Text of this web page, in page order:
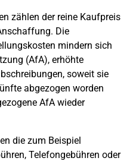
zählen der reine Kaufpreis
Die
mindern sich
(AfA), erhöhte
soweit sie
abgezogen worden
AfA wieder
die zum Beispiel
Telefongebühren oder